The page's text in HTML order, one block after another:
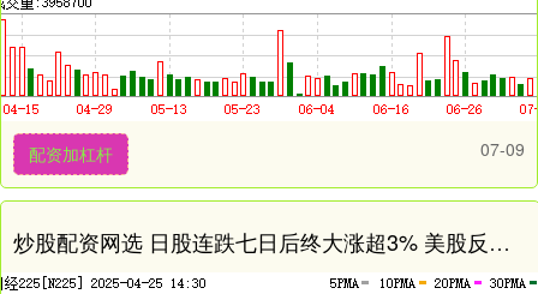
配资加杠杆 07-09
炒股配资网选 日股连跌七日后终大涨超3% 美股反弹刺激外还有什么新动力？